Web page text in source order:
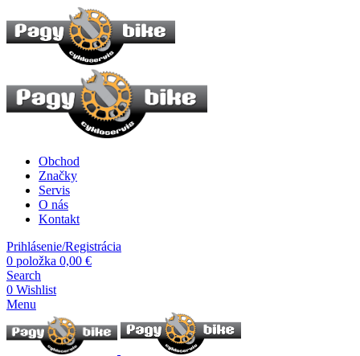
Obchod
Značky
Servis
O nás
Kontakt
Prihlásenie/Registrácia
0 položka 0,00 €
Search
0 Wishlist
Menu